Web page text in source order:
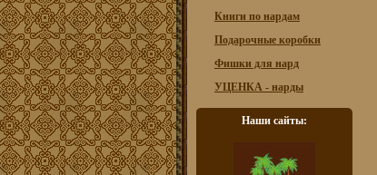
Книги по нардам
Подарочные коробки
Фишки для нард
УЦЕНКА - нарды
Наши сайты: